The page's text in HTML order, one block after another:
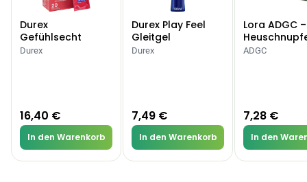
Durex
Gefühlsecht
Classic Kondome
Durex
16,40 €
In den Warenkorb
Durex Play Feel
Gleitgel
Durex
7,49 €
In den Warenkorb
Lora ADGC
Allergien
ADGC
7,28 €
In den